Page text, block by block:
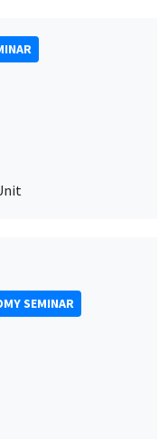
SEMINAR